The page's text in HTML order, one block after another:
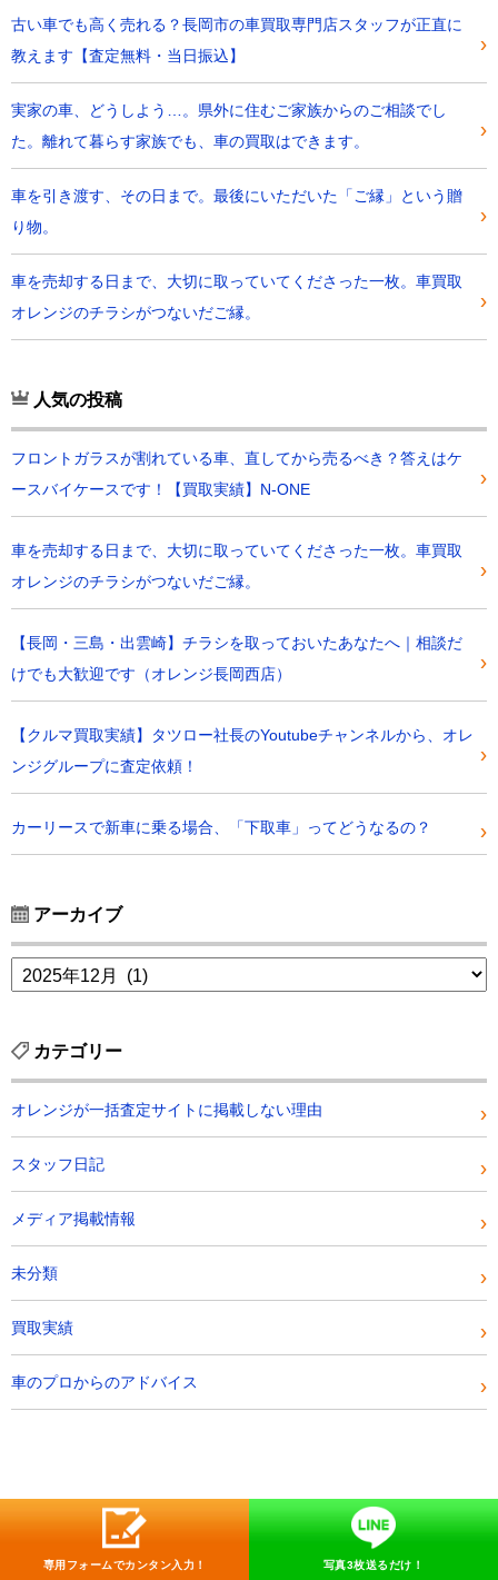
古い車でも高く売れる？長岡市の車買取専門店スタッフが正直に
教えます【査定無料・当日振込】
実家の車、どうしよう…。県外に住むご家族からのご相談でし
た。離れて暮らす家族でも、車の買取はできます。
車を引き渡す、その日まで。最後にいただいた「ご縁」という贈
り物。
車を売却する日まで、大切に取っていてくださった一枚。車買取
オレンジのチラシがつないだご縁。
人気の投稿
フロントガラスが割れている車、直してから売るべき？答えはケ
ースバイケースです！【買取実績】N-ONE
車を売却する日まで、大切に取っていてくださった一枚。車買取
オレンジのチラシがつないだご縁。
【長岡・三島・出雲崎】チラシを取っておいたあなたへ｜相談だ
けでも大歓迎です（オレンジ長岡西店）
【クルマ買取実績】タツロー社長のYoutubeチャンネルから、オレ
ンジグループに査定依頼！
カーリースで新車に乗る場合、「下取車」ってどうなるの？
アーカイブ
カテゴリー
オレンジが一括査定サイトに掲載しない理由
スタッフ日記
メディア掲載情報
未分類
買取実績
車のプロからのアドバイス
専用フォームでカンタン入力！ 写真3枚送るだけ！